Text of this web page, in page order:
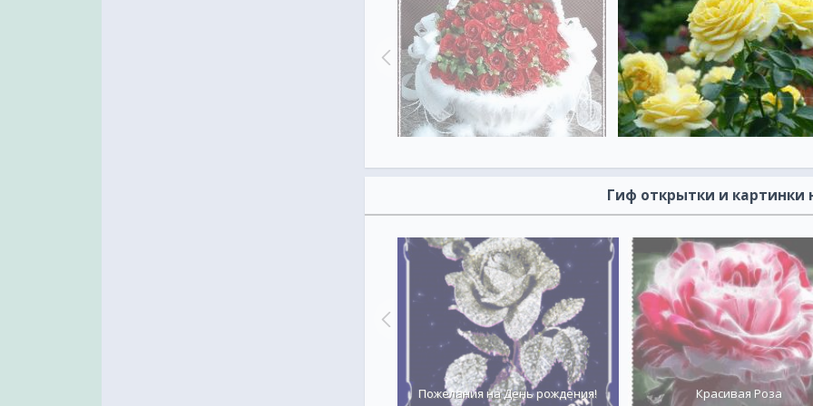
Гиф открытки и картинки
Пожелания на День рождения! Красивая Роза